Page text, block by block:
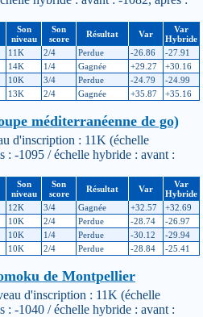
Son
niveau
Son
score
Résultat Var
Var
Hybride
11K 2/4 Perdue -26.86
-27.91
14K 1/4 Gagnée +29.27
+30.16
10K 3/4 Perdue -24.79
-24.99
13K 2/4 Gagnée +35.87 +35.16
méditerranéenne de go)
d'inscription : 11K (échelle
: -1095 / échelle hybride : avant :
Son
niveau
Son
score
Résultat Var
Var
Hybride
12K 3/4 Gagnée +32.57
+32.69
10K 2/4 Perdue -28.74
-26.97
10K 1/4 Perdue -30.12
-29.94
10K 2/4 Perdue -28.84 -25.41
de Montpellier
d'inscription : 11K (échelle
: -1040 / échelle hybride : avant :